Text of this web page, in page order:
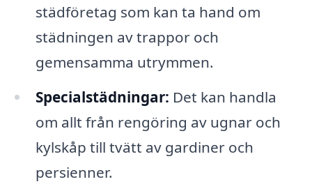
städföretag som kan ta hand om
städningen av trappor och
gemensamma utrymmen.
Specialstädningar: Det kan handla
om allt från rengöring av ugnar och
kylskåp till tvätt av gardiner och
persienner.